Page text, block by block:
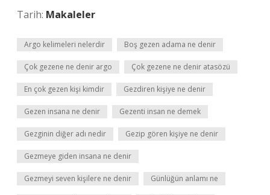
Tarih: Makaleler
Argo kelimeleri nelerdir Boş gezen adama ne denir
Çok gezene ne denir argo Çok gezene ne denir atasözü
En çok gezen kişi kimdir Gezdiren kişiye ne denir
Gezen insana ne denir Gezenti insan ne demek
Gezginin diğer adı nedir Gezip gören kişiye ne denir
Gezmeye giden insana ne denir
Gezmeyi seven kişilere ne denir Günlüğün anlamı ne